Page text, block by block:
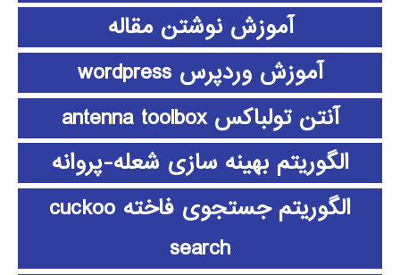
آموزش نوشتن مقاله
آموزش وردپرس wordpress
آنتن تولباکس antenna toolbox
الگوریتم بهینه سازی شعله-پروانه
الگوریتم جستجوی فاخته cuckoo
search